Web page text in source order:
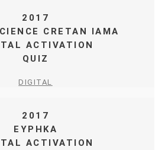
2017
CRETAN IAMA
ACTIVATION
QUIZ
DIGITAL
2017
ΕΥΡΗΚΑ
ACTIVATION